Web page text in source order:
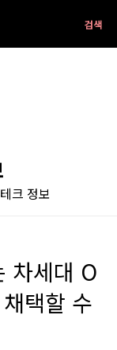
크 정보
차세대 O
택할 수